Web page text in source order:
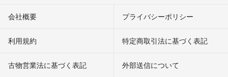
会社概要 プライバシーポリシー
利用規約 特定商取引法に基づく表記
古物営業法に基づく表記 外部送信について